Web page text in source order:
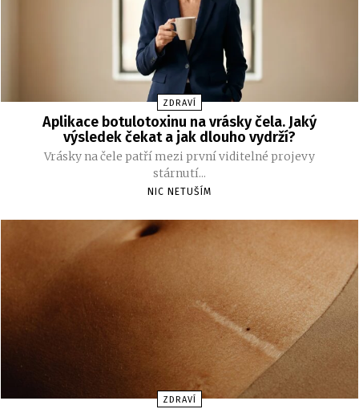
ZDRAVÍ
Aplikace botulotoxinu na vrásky čela. Jaký
výsledek čekat a jak dlouho vydrží?
Vrásky na čele patří mezi první viditelné projevy
stárnutí...
NIC NETUŠÍM
ZDRAVÍ